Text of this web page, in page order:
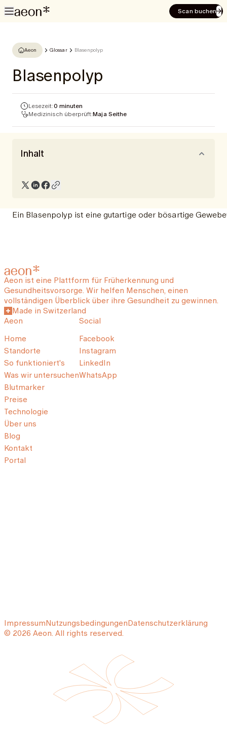
Scan buchen
Aeon Glossar Blasenpolyp
Blasenpolyp
Lesezeit:0 minuten
Medizinisch überprüft:Maja Seithe
Inhalt
Ein Blasenpolyp ist eine gutartige oder bösartige
Aeon ist eine Plattform für Früherkennung und
Gesundheitsvorsorge. Wir helfen Menschen, einen
vollständigen Überblick über ihre Gesundheit zu gewinnen.
Made in Switzerland
Aeon
Home
Standorte
So funktioniert's
Was wir untersuchen
Blutmarker
Preise
Technologie
Über uns
Blog
Kontakt
Portal
Social
Facebook
Instagram
LinkedIn
WhatsApp
ImpressumNutzungsbedingungenDatenschutzerklärung
© 2026 Aeon. All rights reserved.